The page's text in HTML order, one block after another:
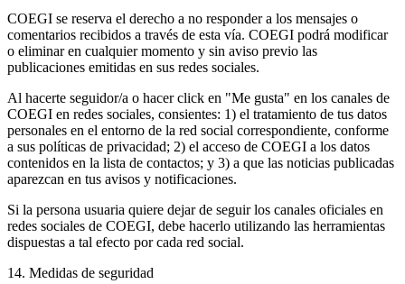
COEGI se reserva el derecho a no responder a los mensajes o
comentarios recibidos a través de esta vía. COEGI podrá modificar
o eliminar en cualquier momento y sin aviso previo las
publicaciones emitidas en sus redes sociales.
Al hacerte seguidor/a o hacer click en "Me gusta" en los canales de
COEGI en redes sociales, consientes: 1) el tratamiento de tus datos
personales en el entorno de la red social correspondiente, conforme
a sus políticas de privacidad; 2) el acceso de COEGI a los datos
contenidos en la lista de contactos; y 3) a que las noticias publicadas
aparezcan en tus avisos y notificaciones.
Si la persona usuaria quiere dejar de seguir los canales oficiales en
redes sociales de COEGI, debe hacerlo utilizando las herramientas
dispuestas a tal efecto por cada red social.
14. Medidas de seguridad